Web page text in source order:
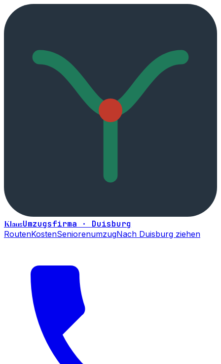
KlausUmzugsfirma · Duisburg
RoutenKostenSeniorenumzugNach Duisburg ziehen